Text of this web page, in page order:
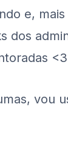
e,
dos
<3
vou